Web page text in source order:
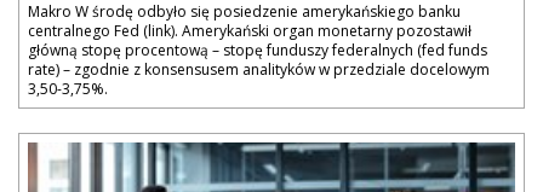
Makro W środę odbyło się posiedzenie amerykańskiego banku
centralnego Fed (link). Amerykański organ monetarny pozostawił
główną stopę procentową – stopę funduszy federalnych (fed funds
rate) – zgodnie z konsensusem analityków w przedziale docelowym
3,50-3,75%.